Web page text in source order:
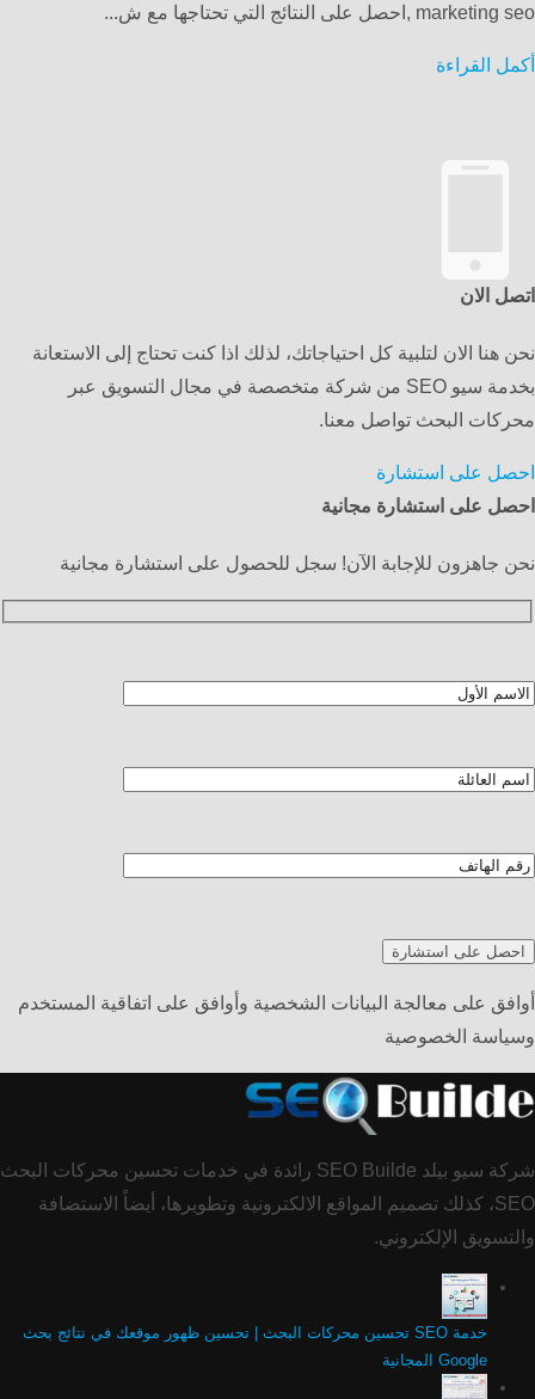
marketing seo ,احصل على النتائج التي تحتاجها مع ش...
أكمل القراءة
اتصل الان
نحن هنا الان لتلبية كل احتياجاتك، لذلك اذا كنت تحتاج إلى الاستعانة
بخدمة سيو SEO من شركة متخصصة في مجال التسويق عبر
محركات البحث تواصل معنا.
احصل على استشارة
احصل على استشارة مجانية
نحن جاهزون للإجابة الآن! سجل للحصول على استشارة مجانية
أوافق على معالجة البيانات الشخصية وأوافق على اتفاقية المستخدم
وسياسة الخصوصية
شركة سيو بيلد SEO Builde رائدة في خدمات تحسين محركات البحث
SEO، كذلك تصميم المواقع الالكترونية وتطويرها، أيضاً الاستضافة
والتسويق الإلكتروني.
خدمة SEO تحسين محركات البحث | تحسين ظهور موقعك في نتائج بحث
Google المجانية